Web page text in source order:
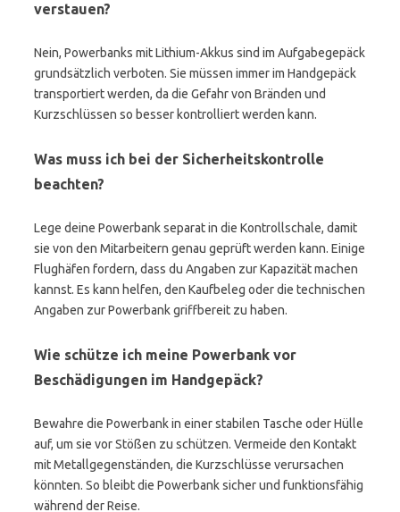
verstauen?
Nein, Powerbanks mit Lithium-Akkus sind im Aufgabegepäck
grundsätzlich verboten. Sie müssen immer im Handgepäck
transportiert werden, da die Gefahr von Bränden und
Kurzschlüssen so besser kontrolliert werden kann.
Was muss ich bei der Sicherheitskontrolle
beachten?
Lege deine Powerbank separat in die Kontrollschale, damit
sie von den Mitarbeitern genau geprüft werden kann. Einige
Flughäfen fordern, dass du Angaben zur Kapazität machen
kannst. Es kann helfen, den Kaufbeleg oder die technischen
Angaben zur Powerbank griffbereit zu haben.
Wie schütze ich meine Powerbank vor
Beschädigungen im Handgepäck?
Bewahre die Powerbank in einer stabilen Tasche oder Hülle
auf, um sie vor Stößen zu schützen. Vermeide den Kontakt
mit Metallgegenständen, die Kurzschlüsse verursachen
könnten. So bleibt die Powerbank sicher und funktionsfähig
während der Reise.